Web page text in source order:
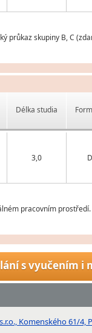
průkaz skupiny B, C
Délka studia
3,0
pracovním prostředí.
s vyučením i
Komenského 61/4,